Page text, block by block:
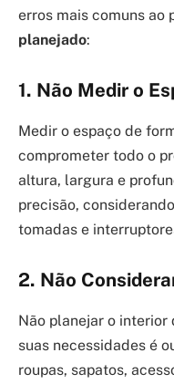
erros mais comuns ao
planejado:
1. Não Medir o
Medir o espaço de
comprometer todo o
altura, largura e
precisão,
tomadas e
2. Não
Não planejar o
suas necessidades é
roupas, sapatos,